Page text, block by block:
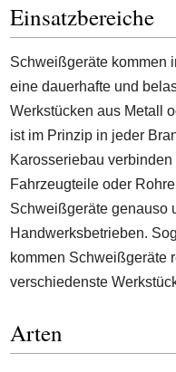
Einsatzbereiche
Schweißgeräte kommen
eine dauerhafte und
Werkstücken aus Metall
ist im Prinzip in jeder
Karosseriebau
Fahrzeugteile oder
Schweißgeräte genauso
Handwerksbetrieben.
kommen Schweißgeräte
verschiedenste
Arten